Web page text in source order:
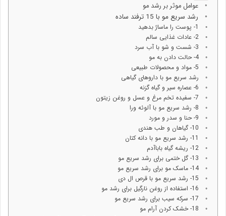
عوامل موثر بر رشد مو
رشد سریع مو با 15 ترفند ساده
1- پوست را ماساژ بدهید
2- عادات غذایی سالم
3- شست و شو با آب سرد
4- حالت دادن به مو
5- مواد و محصولات طبیعی
رشد سریع مو با داروهای گیاهی
6- عصاره سیر و گیاه گزنه
7- سفیده تخم مرغ و عسل و روغن زیتون
8- رشد سریع مو با آلوئه ورا
9- حنا و سدر و مورد
10- گیاهان و طب هندی
11- رشد سریع مو با دانه کتان
12- ریشه گیاه باباآدم
13- گل ختمی برای رشد سریع مو
14- ماسک مو برای رشد سریع مو
15- رشد سریع مو با قرص ال دی
16- استفاده از روغن نارگیل برای رشد مو
17- سرکه سیب برای رشد سریع مو
18- خشک کردن آرام مو